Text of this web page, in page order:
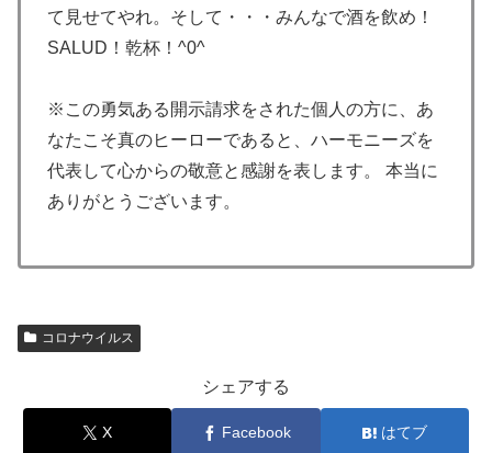
て見せてやれ。そして・・・みんなで酒を飲め！
SALUD！乾杯！^0^
※この勇気ある開示請求をされた個人の方に、あ
なたこそ真のヒーローであると、ハーモニーズを
代表して心からの敬意と感謝を表します。
本当に
ありがとうございます。
コロナウイルス
シェアする
X Facebook はてブ